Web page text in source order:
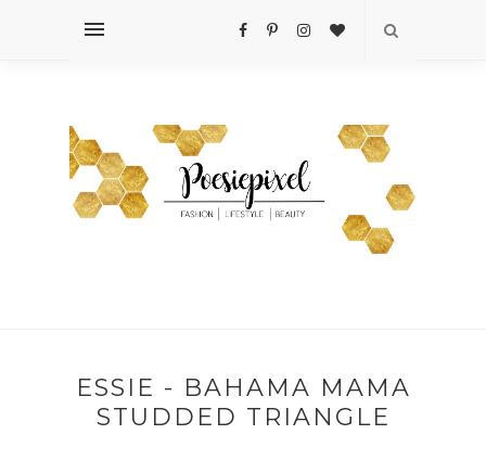
ESSIE - BAHAMA MAMA
STUDDED TRIANGLE